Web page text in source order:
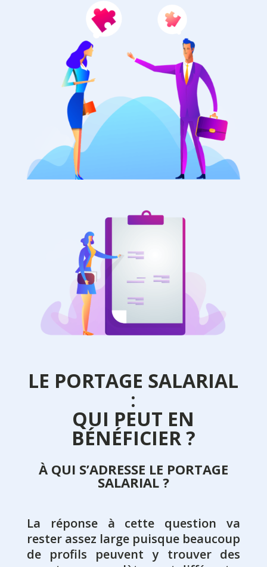
LE PORTAGE SALARIAL
:
QUI PEUT EN
BÉNÉFICIER ?
À QUI S’ADRESSE LE PORTAGE
SALARIAL ?
La réponse à cette question va
rester assez large puisque beaucoup
de profils peuvent y trouver des